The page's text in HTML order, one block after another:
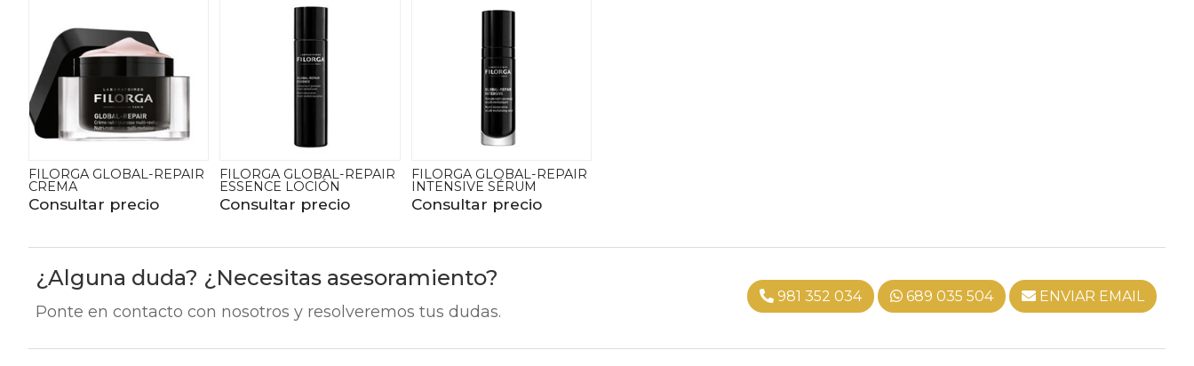
FILORGA GLOBAL-REPAIR
CREMA
Consultar precio
FILORGA GLOBAL-REPAIR
ESSENCE LOCIÓN
Consultar precio
FILORGA GLOBAL-REPAIR
INTENSIVE SÉRUM
Consultar precio
¿Alguna duda? ¿Necesitas asesoramiento?
Ponte en contacto con nosotros y resolveremos tus dudas.
981 352 034 689 035 504 ENVIAR EMAIL